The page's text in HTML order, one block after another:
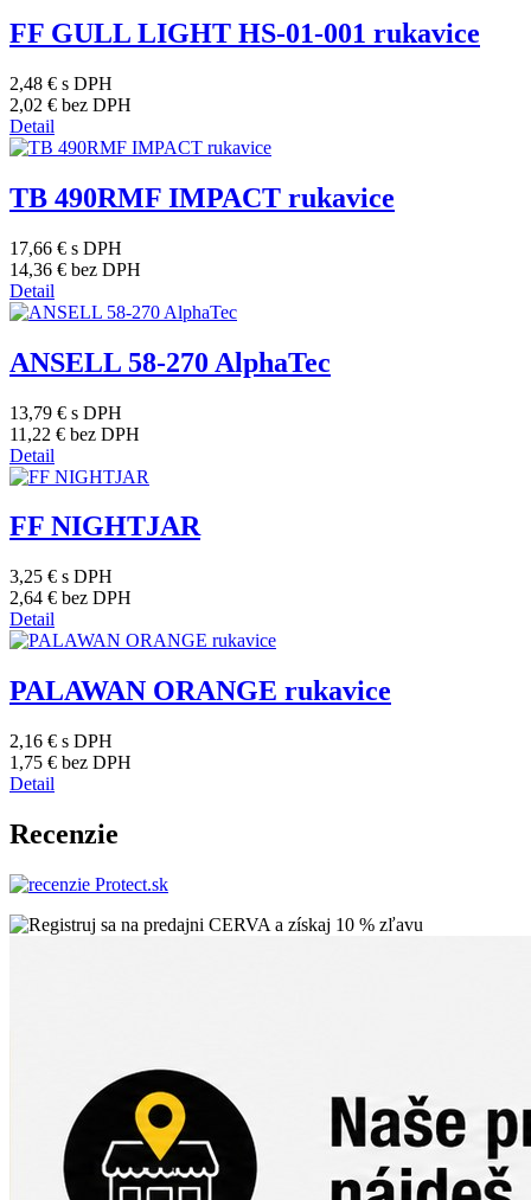
FF GULL LIGHT HS-01-001 rukavice
2,48 € s DPH
2,02 € bez DPH
Detail
TB 490RMF IMPACT rukavice
17,66 € s DPH
14,36 € bez DPH
Detail
ANSELL 58-270 AlphaTec
13,79 € s DPH
11,22 € bez DPH
Detail
FF NIGHTJAR
3,25 € s DPH
2,64 € bez DPH
Detail
PALAWAN ORANGE rukavice
2,16 € s DPH
1,75 € bez DPH
Detail
Recenzie